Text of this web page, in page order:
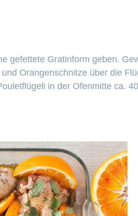
gefettete Gratinform geben.
Orangenschnitze über die
in der Ofenmitte ca.